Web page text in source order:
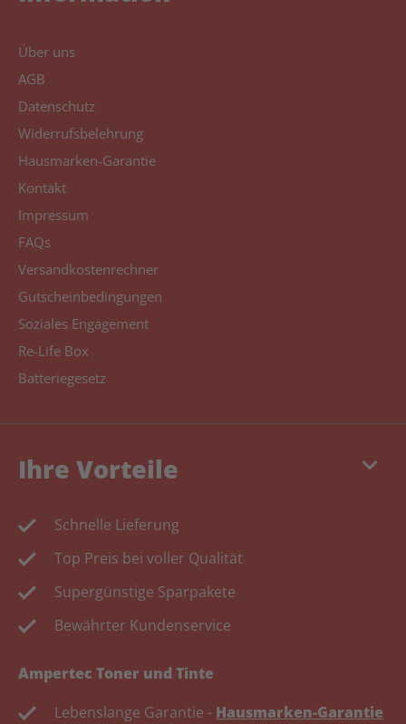
Über uns
AGB
Datenschutz
Widerrufsbelehrung
Hausmarken-Garantie
Kontakt
Impressum
FAQs
Versandkostenrechner
Gutscheinbedingungen
Soziales Engagement
Re-Life Box
Batteriegesetz
keyboard_arrow_down
Ihre Vorteile
Schnelle Lieferung
Top Preis bei voller Qualität
Supergünstige Sparpakete
Bewährter Kundenservice
Ampertec Toner und Tinte
Lebenslange Garantie - Hausmarken-Garantie